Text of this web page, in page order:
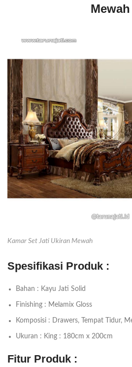
Mewah
Kamar Set Jati Ukiran Mewah
Spesifikasi Produk :
Bahan : Kayu Jati Solid
Finishing : Melamix Gloss
Komposisi : Drawers, Tempat Tidur,
Ukuran : King : 180cm x 200cm
Fitur Produk :